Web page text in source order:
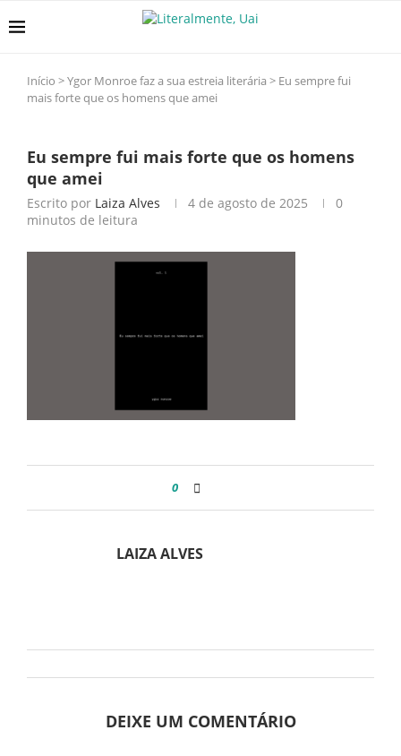
Início >Ygor Monroe faz a sua estreia literária > Eu sempre fui
mais forte que os homens que amei
Eu sempre fui mais forte que os homens
que amei
Escrito por Laiza Alves 4 de agosto de 2025
0
minutos de leitura
0
LAIZA ALVES
DEIXE UM COMENTÁRIO